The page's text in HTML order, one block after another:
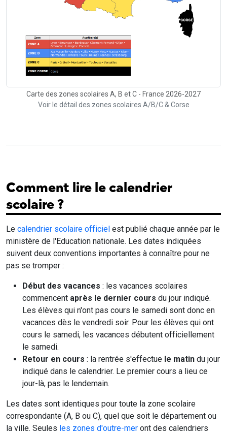
Carte des zones scolaires A, B et C - France 2026-2027
Voir le détail des zones scolaires A/B/C & Corse
Comment lire le calendrier
scolaire ?
Le calendrier scolaire officiel est publié chaque année par le
ministère de l'Education nationale. Les dates indiquées
suivent deux conventions importantes à connaître pour ne
pas se tromper :
Début des vacances : les vacances scolaires
commencent après le dernier cours du jour indiqué.
Les élèves qui n'ont pas cours le samedi sont donc en
vacances dès le vendredi soir. Pour les élèves qui ont
cours le samedi, les vacances débutent officiellement
le samedi.
Retour en cours : la rentrée s'effectue le matin du jour
indiqué dans le calendrier. Le premier cours a lieu ce
jour-là, pas le lendemain.
Les dates sont identiques pour toute la zone scolaire
correspondante (A, B ou C), quel que soit le département ou
la ville. Seules les zones d'outre-mer ont des calendriers